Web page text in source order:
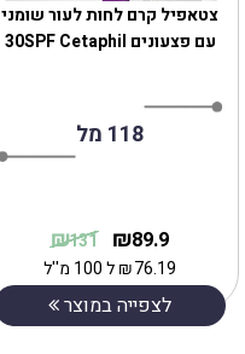
צטאפיל קרם לחות לעור שומני
עם פצעונים 30SPF Cetaphil
118 מל
89.9
₪
131
₪
76.19
₪ל 100 מ''ל
לצפייה במוצר